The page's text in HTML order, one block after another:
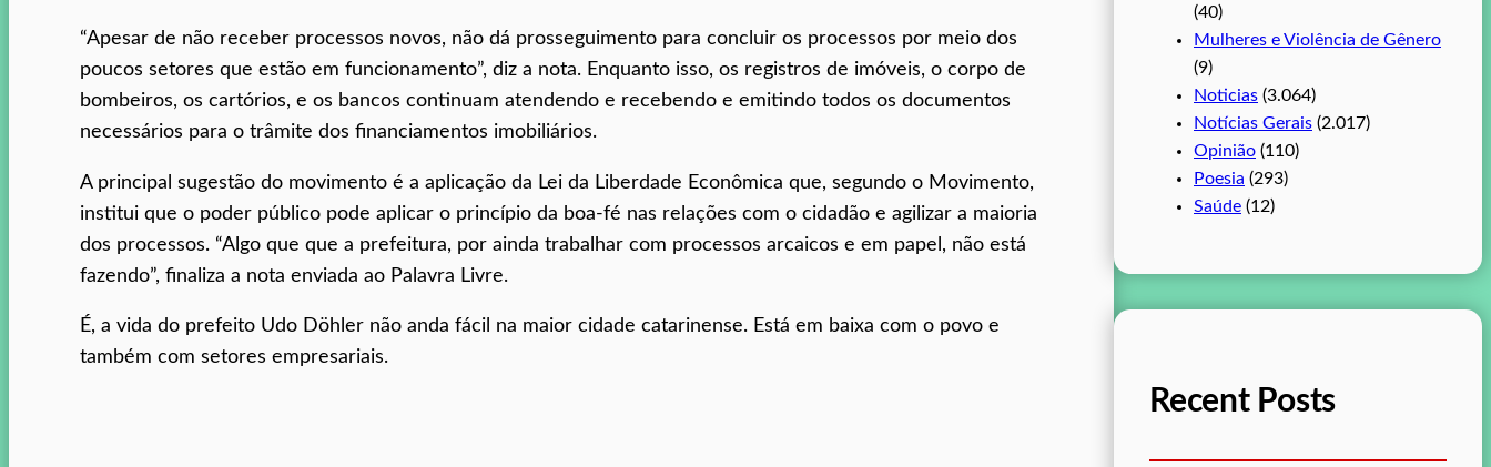
“Apesar de não receber processos novos, não dá prosseguimento para concluir os processos por meio dos
poucos setores que estão em funcionamento”, diz a nota. Enquanto isso, os registros de imóveis, o corpo de
bombeiros, os cartórios, e os bancos continuam atendendo e recebendo e emitindo todos os documentos
necessários para o trâmite dos financiamentos imobiliários.
A principal sugestão do movimento é a aplicação da Lei da Liberdade Econômica que, segundo o Movimento,
institui que o poder público pode aplicar o princípio da boa-fé nas relações com o cidadão e agilizar a maioria
dos processos. “Algo que que a prefeitura, por ainda trabalhar com processos arcaicos e em papel, não está
fazendo”, finaliza a nota enviada ao Palavra Livre.
É, a vida do prefeito Udo Döhler não anda fácil na maior cidade catarinense. Está em baixa com o povo e
também com setores empresariais.
(40)
Mulheres e Violência de Gênero
(9)
Noticias (3.064)
Notícias Gerais (2.017)
Opinião (110)
Poesia (293)
Saúde (12)
Recent Posts